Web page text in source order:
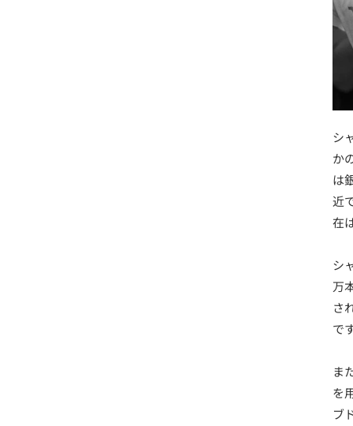
シ
か
は
近
在
シ
万
さ
で
ま
を
ブ